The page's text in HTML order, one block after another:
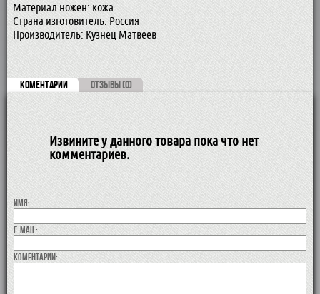
Материал ножен: кожа
Страна изготовитель: Россия
Производитель: Кузнец Матвеев
КОМЕНТАРИИ ОТЗЫВЫ (0)
Извините у данного товара пока что нет
комментариев.
Имя:
E-MAIL:
коментарий: